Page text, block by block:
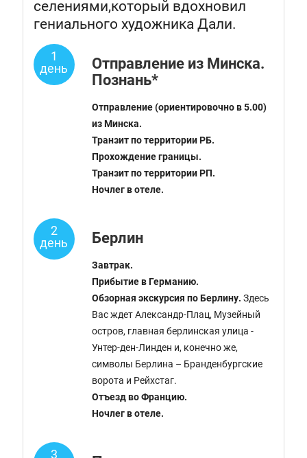
селениями,который вдохновил
гениального художника Дали.
1
день
Отправление из Минска.
Познань*
Отправление (ориентировочно в 5.00)
из Минска.
Транзит по территории РБ.
Прохождение границы.
Транзит по территории РП.
Ночлег в отеле.
2
день
Берлин
Завтрак.
Прибытие в Германию.
Обзорная экскурсия по Берлину. Здесь
Вас ждет Александр-Плац, Музейный
остров, главная берлинская улица -
Унтер-ден-Линден и, конечно же,
символы Берлина – Бранденбургские
ворота и Рейхстаг.
Отъезд во Францию.
Ночлег в отеле.
3